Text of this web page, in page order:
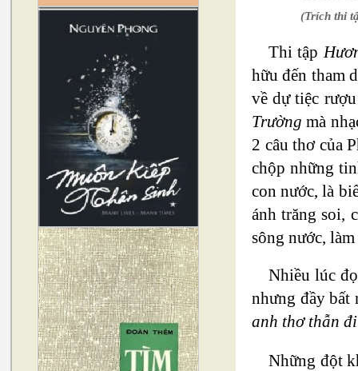
(Trích thi
Thi tập
hữu đến tham
về dự tiệc
Trường mà
2 câu thơ của
chộp những
con nước, là
ánh trăng soi,
sông nước,
Nhiều lúc
nhưng đầy
anh thơ thẫn
Những đột